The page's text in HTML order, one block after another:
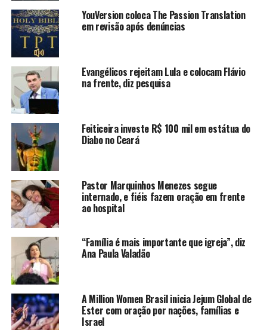
YouVersion coloca The Passion Translation
em revisão após denúncias
Evangélicos rejeitam Lula e colocam Flávio
na frente, diz pesquisa
Feiticeira investe R$ 100 mil em estátua do
Diabo no Ceará
Pastor Marquinhos Menezes segue
internado, e fiéis fazem oração em frente
ao hospital
“Família é mais importante que igreja”, diz
Ana Paula Valadão
A Million Women Brasil inicia Jejum Global de
Ester com oração por nações, famílias e
Israel